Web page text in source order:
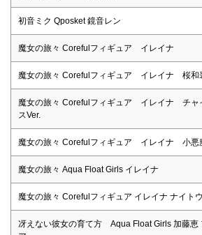
初音ミク Qposket 鏡音レン
魔女の旅々 Corefulフィギュア イレイナ
魔女の旅々 Corefulフィギュア イレイナ 桜和
魔女の旅々 Corefulフィギュア イレイナ チャ
スVer.
魔女の旅々 Corefulフィギュア イレイナ 小悪
魔女の旅々 Aqua Float Girls イレイナ
魔女の旅々 Corefulフィギュア イレイナ ナイト
冴えない彼女の育て方 Aqua Float Girls 加藤恵